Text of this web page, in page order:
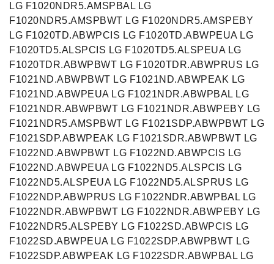
LG F1020NDR5.AMSPBAL LG
F1020NDR5.AMSPBWT LG F1020NDR5.AMSPEBY
LG F1020TD.ABWPCIS LG F1020TD.ABWPEUA LG
F1020TD5.ALSPCIS LG F1020TD5.ALSPEUA LG
F1020TDR.ABWPBWT LG F1020TDR.ABWPRUS LG
F1021ND.ABWPBWT LG F1021ND.ABWPEAK LG
F1021ND.ABWPEUA LG F1021NDR.ABWPBAL LG
F1021NDR.ABWPBWT LG F1021NDR.ABWPEBY LG
F1021NDR5.AMSPBWT LG F1021SDP.ABWPBWT LG
F1021SDP.ABWPEAK LG F1021SDR.ABWPBWT LG
F1022ND.ABWPBWT LG F1022ND.ABWPCIS LG
F1022ND.ABWPEUA LG F1022ND5.ALSPCIS LG
F1022ND5.ALSPEUA LG F1022ND5.ALSPRUS LG
F1022NDP.ABWPRUS LG F1022NDR.ABWPBAL LG
F1022NDR.ABWPBWT LG F1022NDR.ABWPEBY LG
F1022NDR5.ALSPEBY LG F1022SD.ABWPCIS LG
F1022SD.ABWPEUA LG F1022SDP.ABWPBWT LG
F1022SDP.ABWPEAK LG F1022SDR.ABWPBAL LG